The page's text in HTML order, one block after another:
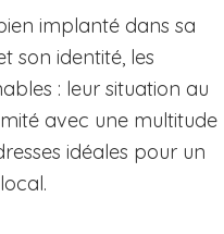
implanté dans sa
son identité, les
: leur situation au
avec une multitude
idéales pour un